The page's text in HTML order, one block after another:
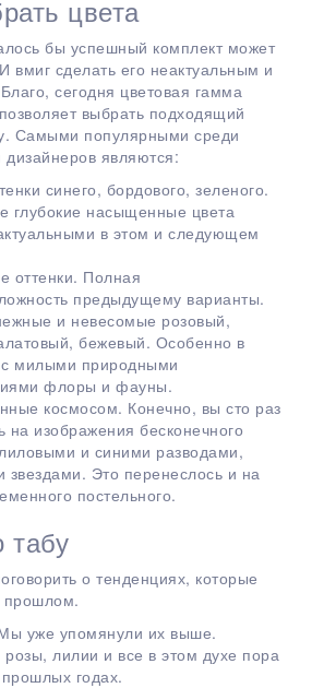
цвета
бы успешный комплект может
вмиг сделать его неактуальным и
сегодня цветовая гамма
выбрать подходящий
Самыми популярными среди
дизайнеров являются:
синего, бордового, зеленого.
глубокие насыщенные цвета
в этом и следующем
оттенки. Полная
предыдущему варианты.
и невесомые розовый,
бежевый. Особенно в
с милыми природными
флоры и фауны.
космосом. Конечно, вы сто раз
на изображения бесконечного
и синими разводами,
звездами. Это перенеслось и на
постельного.
табу
о тенденциях, которые
прошлом.
уже упомянули их выше.
лилии и все в этом духе пора
прошлых годах.